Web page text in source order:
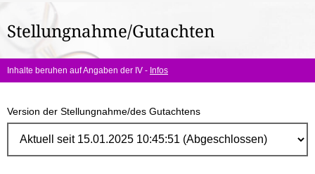
hier:
Stellungnahme/Gutachten
Inhalte beruhen auf Angaben der IV - Infos
Version der Stellungnahme/des Gutachtens